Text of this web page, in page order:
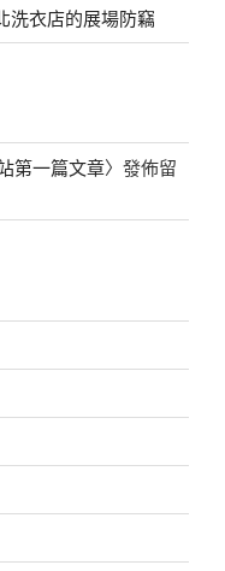
洗衣店的展場防竊
第一篇文章〉發佈留